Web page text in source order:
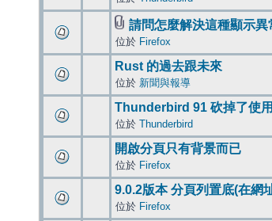
請問怎麼解決這種顯示異
位於 Firefox
Rust 的過去跟未來
位於 新聞與報導
Thunderbird 91 砍掉了使
位於 Thunderbird
開啟分頁只有背景而已
位於 Firefox
9.0.2版本 分頁列置底(在網
位於 Firefox